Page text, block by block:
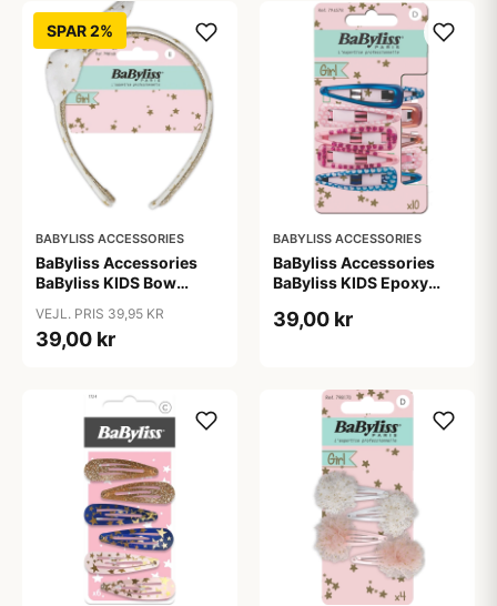
SPAR 2%
BABYLISS ACCESSORIES
BaByliss Accessories
BaByliss KIDS Bow
pieces
VEJL. PRIS 39,95 KR
39,00 kr
BABYLISS ACCESSORIES
BaByliss Accessories
BaByliss KIDS Epoxy
pieces
39,00 kr